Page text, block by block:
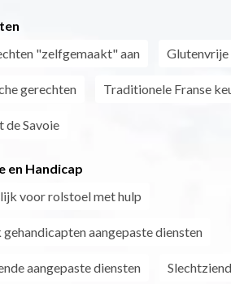
"zelfgemaakt" aan
Glutenvrije
gerechten Traditionele Franse
de Savoie
en Handicap
voor rolstoel met hulp
aangepaste diensten
aangepaste diensten